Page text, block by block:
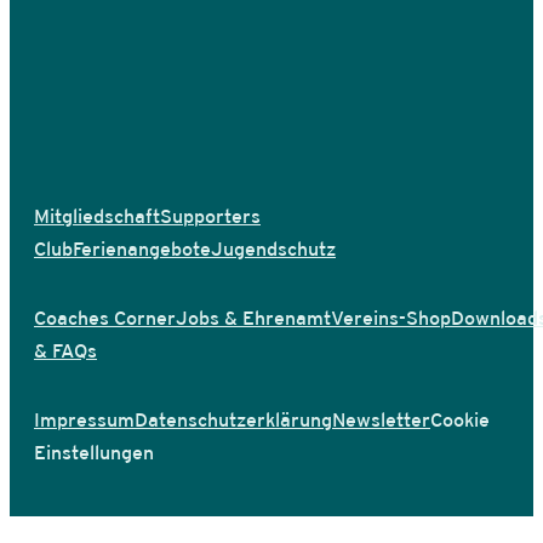
MitgliedschaftSupporters
ClubFerienangeboteJugendschutz
Coaches CornerJobs & EhrenamtVereins-Shop
& FAQs
ImpressumDatenschutzerklärungNewsletterCookie
Einstellungen